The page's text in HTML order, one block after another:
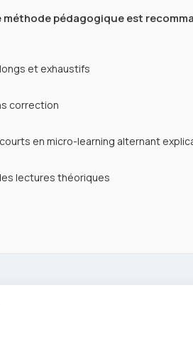
méthode pédagogique est
et exhaustifs
correction
en micro-learning alternant
lectures théoriques